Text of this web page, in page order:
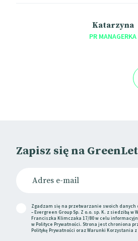
Katarzyna
PR MANAGERKA
Zapisz się na
Zgadzam się na przetwarzanie swoich danych
– Evergreen Group Sp. Z o.o. sp. K. z siedzibą w
Franciszka Klimczaka 17/80 w celu
wPolityce Prywatności. Strona jest chroniona
Politykę Prywatności orazWarunki Korzystania z